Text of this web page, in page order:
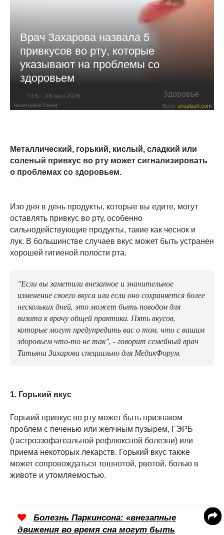
Врач Захарова назвала 5
привкусов во рту, которые
указывают на проблемы со
здоровьем
10:57, 08 июл 2026 Здоровье
Телицына Нина Фото: unsplash.com
Металлический, горький, кислый, сладкий или
соленый привкус во рту может сигнализировать
о проблемах со здоровьем.
Изо дня в день продукты, которые вы едите, могут
оставлять привкус во рту, особенно
сильнодействующие продукты, такие как чеснок и
лук. В большинстве случаев вкус может быть устранен
хорошей гигиеной полости рта.
"Если вы заметили внезапное и значительное
изменение своего вкуса или если оно сохраняется более
нескольких дней, это может быть поводом для
визита к врачу общей практики. Пять вкусов,
которые могут предупредить вас о том, что с вашим
здоровьем что-то не так", - говорит семейный врач
Татьяна Захарова специально для МедикФорум.
1. Горький вкус
Горький привкус во рту может быть признаком
проблем с печенью или желчным пузырем, ГЭРБ
(гастроэзофагеальной рефлюксной болезни) или
приема некоторых лекарств. Горький вкус также
может сопровождаться тошнотой, рвотой, болью в
животе и утомляемостью.
Болезнь Паркинсона: «внезапные
движения во время сна могут быть